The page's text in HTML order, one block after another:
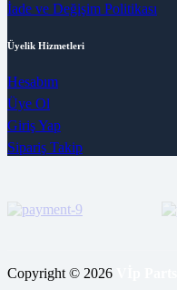
İade ve Değişim Politikası
Üyelik Hizmetleri
Hesabım
Üye Ol
Giriş Yap
Sipariş Takip
Copyright © 2026